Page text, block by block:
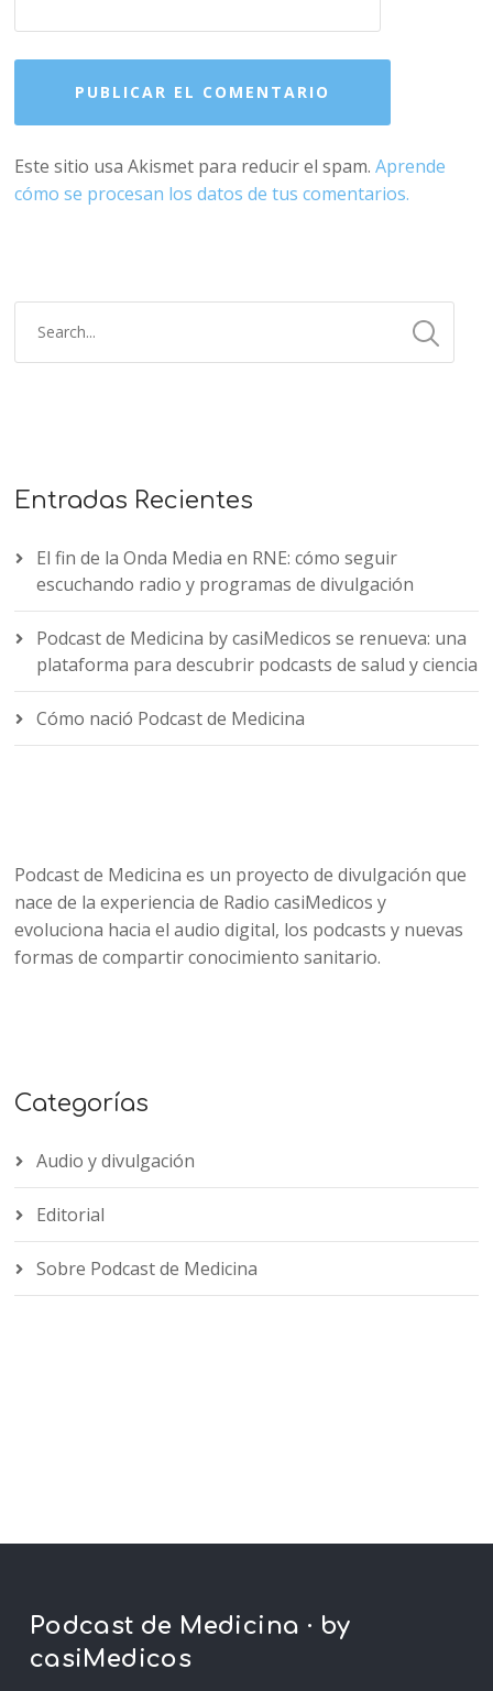
Este sitio usa Akismet para reducir el spam.Aprende
cómo se procesan los datos de tus comentarios.
Entradas Recientes
El fin de la Onda Media en RNE: cómo seguir
escuchando radio y programas de divulgación
Podcast de Medicina by casiMedicos se renueva: una
plataforma para descubrir podcasts de salud y ciencia
Cómo nació Podcast de Medicina
Podcast de Medicina es un proyecto de divulgación que
nace de la experiencia de Radio casiMedicos y
evoluciona hacia el audio digital, los podcasts y nuevas
formas de compartir conocimiento sanitario.
Categorías
Audio y divulgación
Editorial
Sobre Podcast de Medicina
Podcast de Medicina · by
casiMedicos